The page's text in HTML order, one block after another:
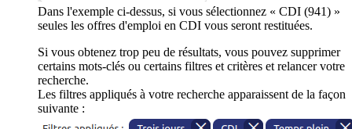
Dans l'exemple ci-dessus, si vous sélectionnez « CDI (941) »
seules les offres d'emploi en CDI vous seront restituées.
Si vous obtenez trop peu de résultats, vous pouvez supprimer
certains mots-clés ou certains filtres et critères et relancer votre
recherche.
Les filtres appliqués à votre recherche apparaissent de la façon
suivante :